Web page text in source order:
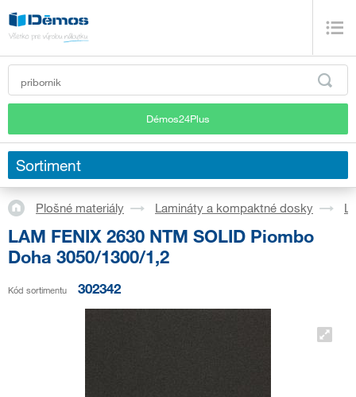
Démos24Plus
Sortiment
Plošné materiály Lamináty a kompaktné dosky
LAM FENIX 2630 NTM SOLID Piombo
Doha 3050/1300/1,2
Kód sortimentu 302342